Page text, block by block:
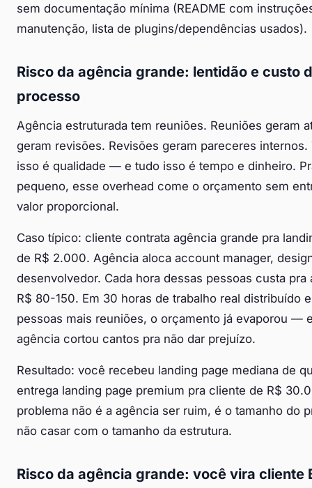
sem documentação mínima (README com
manutenção, lista de plugins/dependências usados).
Risco da agência grande: lentidão e custo
processo
Agência estruturada tem reuniões. Reuniões geram
geram revisões. Revisões geram pareceres internos.
isso é qualidade — e tudo isso é tempo e dinheiro.
pequeno, esse overhead come o orçamento sem
valor proporcional.
Caso típico: cliente contrata agência grande pra
de R$ 2.000. Agência aloca account manager,
desenvolvedor. Cada hora dessas pessoas custa pra
R$ 80-150. Em 30 horas de trabalho real distribuído
pessoas mais reuniões, o orçamento já evaporou —
agência cortou cantos pra não dar prejuízo.
Resultado: você recebeu landing page mediana de
entrega landing page premium pra cliente de R$
problema não é a agência ser ruim, é o tamanho do
não casar com o tamanho da estrutura.
Risco da agência grande: você vira cliente